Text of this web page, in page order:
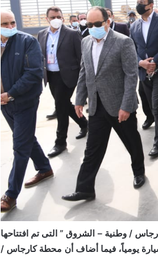
/ وطنية – الشروق ” التى تم افتتاحها
على أحدث طراز يُمكنها ضخ 12 ألف متر مكعب يومياً تمكنها من خدمة 800 سيارة يومياً، فيما أضاف أن محطة كارجاس /